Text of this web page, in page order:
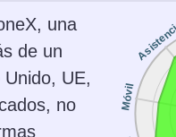
Móvil
una
de un
UE,
no